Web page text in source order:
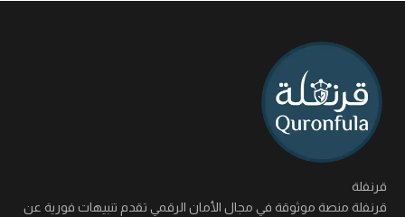
قرنفلة
قرنفلة منصة موثوقة في مجال الأمان الرقمي تقدم تنبيهات فورية عن